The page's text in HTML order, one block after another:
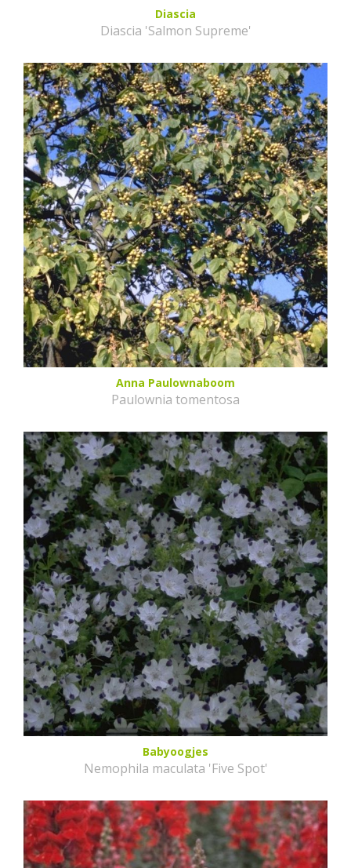
Diascia
Diascia 'Salmon Supreme'
Anna Paulownaboom
Paulownia tomentosa
Babyoogjes
Nemophila maculata 'Five Spot'